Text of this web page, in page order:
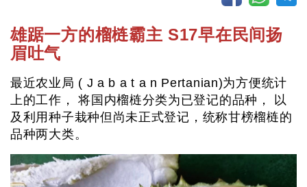
雄踞一方的榴梿霸主 S17早在民间扬
眉吐气
最近农业局 ( J a b a t a n Pertanian)为方便统计
上的工作， 将国内榴梿分类为已登记的品种， 以
及利用种子栽种但尚未正式登记，统称甘榜榴梿的
品种两大类。